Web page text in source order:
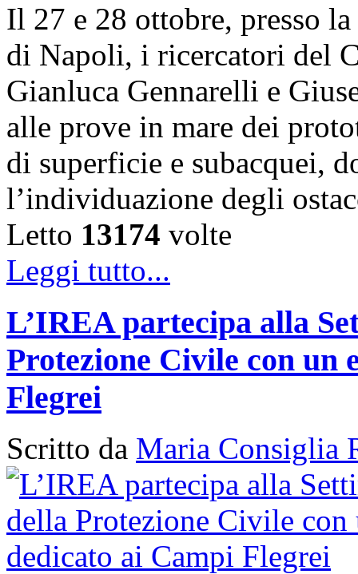
Il 27 e 28 ottobre, presso
di Napoli, i ricercatori del
Gianluca Gennarelli e
alle prove in mare dei
di superficie e subacquei,
l’individuazione degli
Letto 13174 volte
Leggi tutto...
L’IREA partecipa alla
Protezione Civile con un
Flegrei
Scritto da Maria Consiglia